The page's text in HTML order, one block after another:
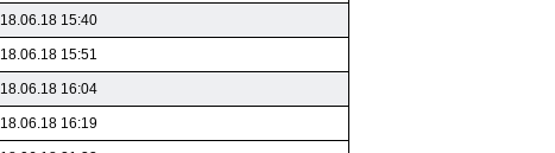
18.06.18 15:40
18.06.18 15:51
18.06.18 16:04
18.06.18 16:19